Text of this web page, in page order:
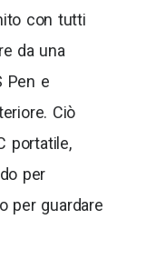
con tutti
da una
Pen e
Ciò
portatile,
per
per guardare